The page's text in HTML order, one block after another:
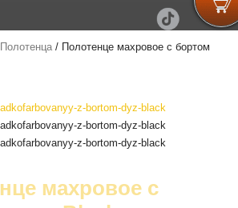
Полотенца/ Полотенце махровое с бортом
махровое с